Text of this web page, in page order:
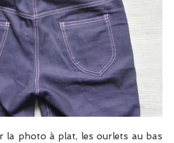
la photo à plat, les ourlets au bas